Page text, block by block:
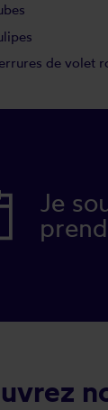
de volet
Je